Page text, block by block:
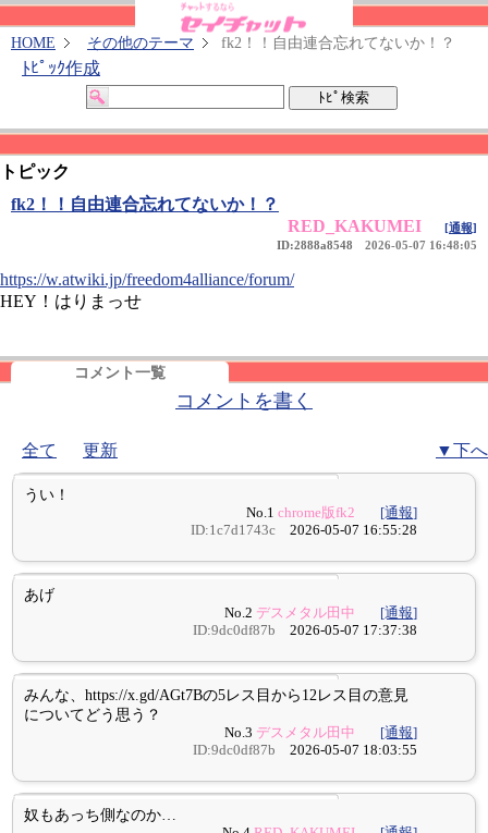
HOME その他のテーマ fk2！！自由連合忘れてないか！？
ﾄﾋﾟｯｸ作成
トピック
fk2！！自由連合忘れてないか！？
RED_KAKUMEI
[通報]
ID:2888a8548 2026-05-07 16:48:05
https://w.atwiki.jp/freedom4alliance/forum/
HEY！はりまっせ
コメント一覧
コメントを書く
全て 更新 ▼下へ
うい！
No.1chrome版fk2
[通報]
ID:1c7d1743c 2026-05-07 16:55:28
あげ
No.2 デスメタル田中
[通報]
ID:9dc0df87b 2026-05-07 17:37:38
みんな、https://x.gd/AGt7Bの5レス目から12レス目の意見
についてどう思う？
No.3 デスメタル田中
[通報]
ID:9dc0df87b 2026-05-07 18:03:55
奴もあっち側なのか…